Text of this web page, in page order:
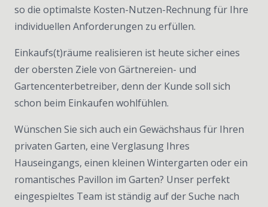
so die optimalste Kosten-Nutzen-Rechnung für Ihre
individuellen Anforderungen zu erfüllen.
Einkaufs(t)räume realisieren ist heute sicher eines
der obersten Ziele von Gärtnereien- und
Gartencenterbetreiber, denn der Kunde soll sich
schon beim Einkaufen wohlfühlen.
Wünschen Sie sich auch ein Gewächshaus für Ihren
privaten Garten, eine Verglasung Ihres
Hauseingangs, einen kleinen Wintergarten oder ein
romantisches Pavillon im Garten? Unser perfekt
eingespieltes Team ist ständig auf der Suche nach